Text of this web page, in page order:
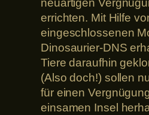
errichten. Mit Hilfe
eingeschlossenen
Dinosaurier-DNS
Tiere daraufhin
(Also doch!) sollen
für einen
einsamen Insel